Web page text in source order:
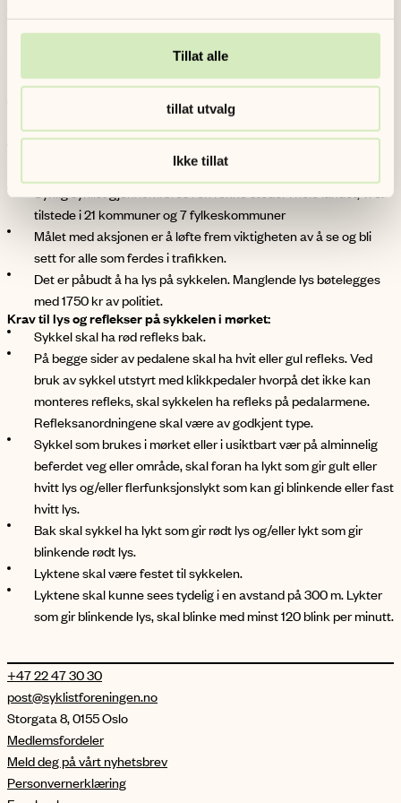
Tillat alle
tillat utvalg
Ikke tillat
Fakta om Synlig syklist:
I løpet av høsten vil Syklistforeningen gjennomføre sine årlige
landsdekkende høstaksjoner Synlig syklist.
Synlig syklist gjennomføres i en rekke steder i hele landet, vi er
tilstede i 21 kommuner og 7 fylkeskommuner
Målet med aksjonen er å løfte frem viktigheten av å se og bli
sett for alle som ferdes i trafikken.
Det er påbudt å ha lys på sykkelen. Manglende lys bøtelegges
med 1750 kr av politiet.
Krav til lys og reflekser på sykkelen i mørket:
Sykkel skal ha rød refleks bak.
På begge sider av pedalene skal ha hvit eller gul refleks. Ved
bruk av sykkel utstyrt med klikkpedaler hvorpå det ikke kan
monteres refleks, skal sykkelen ha refleks på pedalarmene.
Refleksanordningene skal være av godkjent type.
Sykkel som brukes i mørket eller i usiktbart vær på alminnelig
beferdet veg eller område, skal foran ha lykt som gir gult eller
hvitt lys og/eller flerfunksjonslykt som kan gi blinkende eller fast
hvitt lys.
Bak skal sykkel ha lykt som gir rødt lys og/eller lykt som gir
blinkende rødt lys.
Lyktene skal være festet til sykkelen.
Lyktene skal kunne sees tydelig i en avstand på 300 m. Lykter
som gir blinkende lys, skal blinke med minst 120 blink per minutt.
+47 22 47 30 30
post@syklistforeningen.no
Storgata 8, 0155 Oslo
Medlemsfordeler
Meld deg på vårt nyhetsbrev
Personvernerklæring